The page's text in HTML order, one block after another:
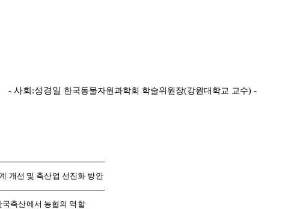
- 사회:성경일 한국동물자원과학회 학술위원장(강원대학교 교수) -
개선 및 축산업 선진화 방안
국축산에서 농협의 역할